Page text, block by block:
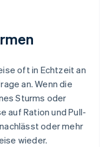
oft in Echtzeit an
an. Wenn die
Sturms oder
auf Ration und Pull-
oder mehr
wieder.